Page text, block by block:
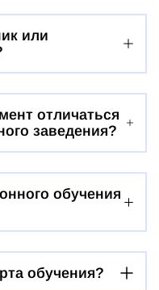
или
отличаться
заведения?
обучения
обучения?